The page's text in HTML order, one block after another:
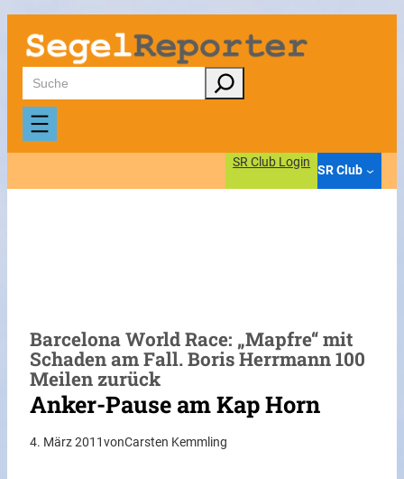
Zum
Inhalt
springen
Suchen
SR Club Login
SR Club
Barcelona World Race: „Mapfre“ mit
Schaden am Fall. Boris Herrmann 100
Meilen zurück
Anker-Pause am Kap Horn
4. März 2011vonCarsten Kemmling